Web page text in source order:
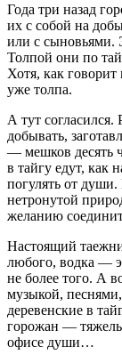
Года три назад
их с собой на
или с сыновьями.
Толпой они по
Хотя, как
уже толпа.
А тут
добывать,
— мешков десять
в тайгу едут, как
погулять от души.
нетронутой
желанию
Настоящий
любого, водка —
не более того. А
музыкой,
деревенские в
горожан —
офисе души…